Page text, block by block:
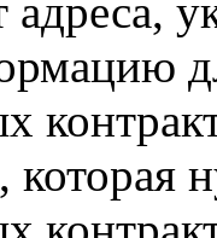
адреса,